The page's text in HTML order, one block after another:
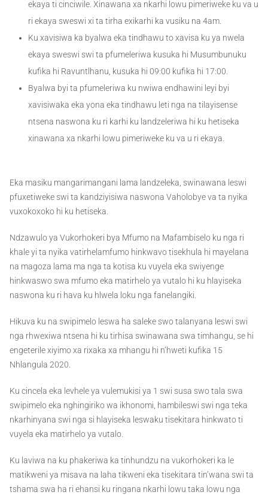
ekaya ti cinciwile. Xinawana xa nkarhi lowu pimeriweke ku va u
ri ekaya sweswi xi ta tirha exikarhi ka vusiku na 4am.
Ku xavisiwa ka byalwa eka tindhawu to xavisa ku ya nwela
ekaya sweswi swi ta pfumeleriwa kusuka hi Musumbunuku
kufika hi Ravuntlhanu, kusuka hi 09:00 kufika hi 17:00.
Byalwa byi ta pfumeleriwa ku nwiwa endhawini leyi byi
xavisiwaka eka yona eka tindhawu leti nga na tilayisense
ntsena naswona ku ri karhi ku landzeleriwa hi ku hetiseka
xinawana xa nkarhi lowu pimeriweke ku va u ri ekaya.
Eka masiku mangarimangani lama landzeleka, swinawana leswi
pfuxetiweke swi ta kandziyisiwa naswona Vaholobye va ta nyika
vuxokoxoko hi ku hetiseka.
Ndzawulo ya Vukorhokeri bya Mfumo na Mafambiselo ku nga ri
khale yi ta nyika vatirhelamfumo hinkwavo tisekhula hi mayelana
na magoza lama ma nga ta kotisa ku vuyela eka swiyenge
hinkwaswo swa mfumo eka matirhelo ya vutalo hi ku hlayiseka
naswona ku ri hava ku hlwela loku nga fanelangiki.
Hikuva ku na swipimelo leswa ha saleke swo talanyana leswi swi
nga rhwexiwa ntsena hi ku tirhisa swinawana swa timhangu, se hi
engeterile xiyimo xa rixaka xa mhangu hi n’hweti kufika 15
Nhlangula 2020.
Ku cincela eka levhele ya vulemukisi ya 1 swi susa swo tala swa
swipimelo eka nghingiriko wa ikhonomi, hambileswi swi nga teka
nkarhinyana swi nga si hlayiseka leswaku tisekitara hinkwato ti
vuyela eka matirhelo ya vutalo.
Ku laviwa na ku phakeriwa ka tinhundzu na vukorhokeri ka le
matikweni ya misava na laha tikweni eka tisekitara tin’wana swi ta
tshama swa ha ri ehansi ku ringana nkarhi lowu taka lowu nga